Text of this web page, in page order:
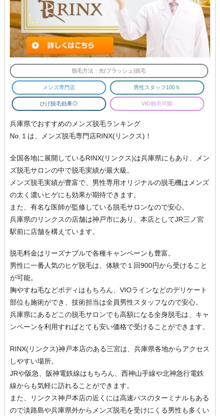
脱毛方法：光(フラッシュ)脱毛
メンズ専門店 男性スタッフ100％
ひげ脱毛効果◎ VIO脱毛可能
兵庫県でおすすめのメンズ脱毛ランキング
No.１は、メンズ脱毛専門店RINX(リンクス)！
全国各地に展開しているRINX(リンクス)は兵庫県にもあり、メン
ズ脱毛サロンの中で脱毛実績が最大級。
メンズ脱毛実績が豊富で、男性専用オリジナルの脱毛機はメンズ
の太く濃いヒゲにも効果が期待できます。
また、有名な医師が監修している脱毛サロンなので安心。
兵庫県のリンクスの店舗は神戸市にあり、本店としてJR三ノ宮
駅前に店舗を構えています。
脱毛料金はリーズナブルで各種キャンペーンも豊富。
男性に一番人気のヒゲ脱毛は、体験で１回900円から受けること
が可能。
胸やすね毛などボディはもちろん、VIOラインなどのデリケート
部位も施術ができ、技術担当は全員男性スタッフなので安心。
兵庫県にあるどこの脱毛サロンでも高額になる全身脱毛は、キャ
ンペーンを利用すればとても安い価格で受けることができます。
RINX(リンクス)神戸本店のある三宮は、兵庫県各地からアクセス
しやすい場所。
JRや阪急、阪神電鉄線はもちろん、西神山手線や北神急行電鉄
線からも気軽に訪れることができます。
また、リンクス神戸本店の近くには高速バスのターミナルもある
ので淡路島や兵庫県外からメンズ脱毛を受けにくる男性も多くい